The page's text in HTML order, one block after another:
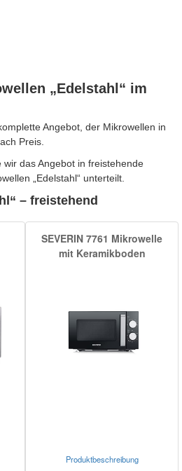
„Edelstahl“ im
Angebot, der Mikrowellen in
Preis.
das Angebot in freistehende
„Edelstahl“ unterteilt.
– freistehend
SEVERIN 7761 Mikrowelle
mit Keramikboden
Produktbeschreibung